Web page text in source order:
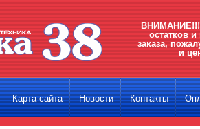
ВНИМАНИЕ!!!
остатков
заказа,
и
Карта сайта Новости Контакты